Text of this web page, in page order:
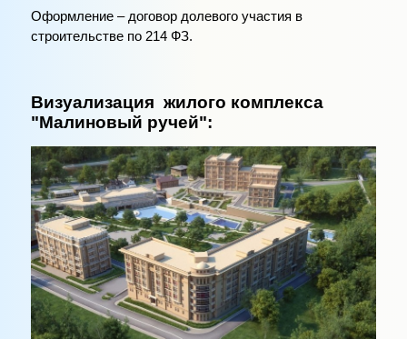
Оформление – договор долевого участия в
строительстве по 214 ФЗ.
Визуализация жилого комплекса
"Малиновый ручей":